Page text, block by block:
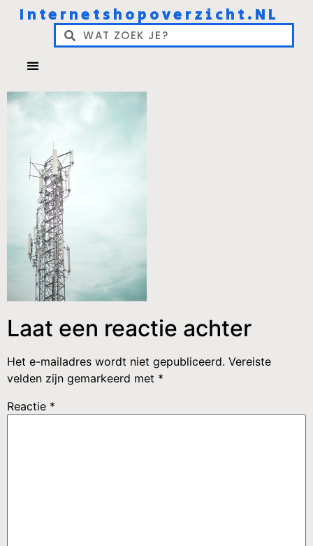
Internetshopoverzicht.NL
Laat een reactie achter
Het e-mailadres wordt niet gepubliceerd. Vereiste
velden zijn gemarkeerd met *
Reactie *